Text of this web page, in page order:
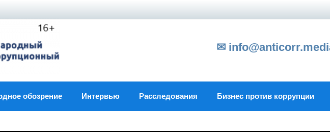
✉
обозрение Интервью Расследования Бизнес против коррупции